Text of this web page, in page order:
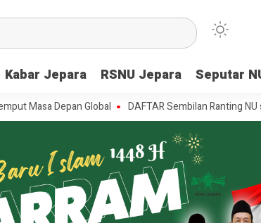
Kabar Jepara RSNU Jepara Seputar
Depan Global DAFTAR Sembilan Ranting NU se-